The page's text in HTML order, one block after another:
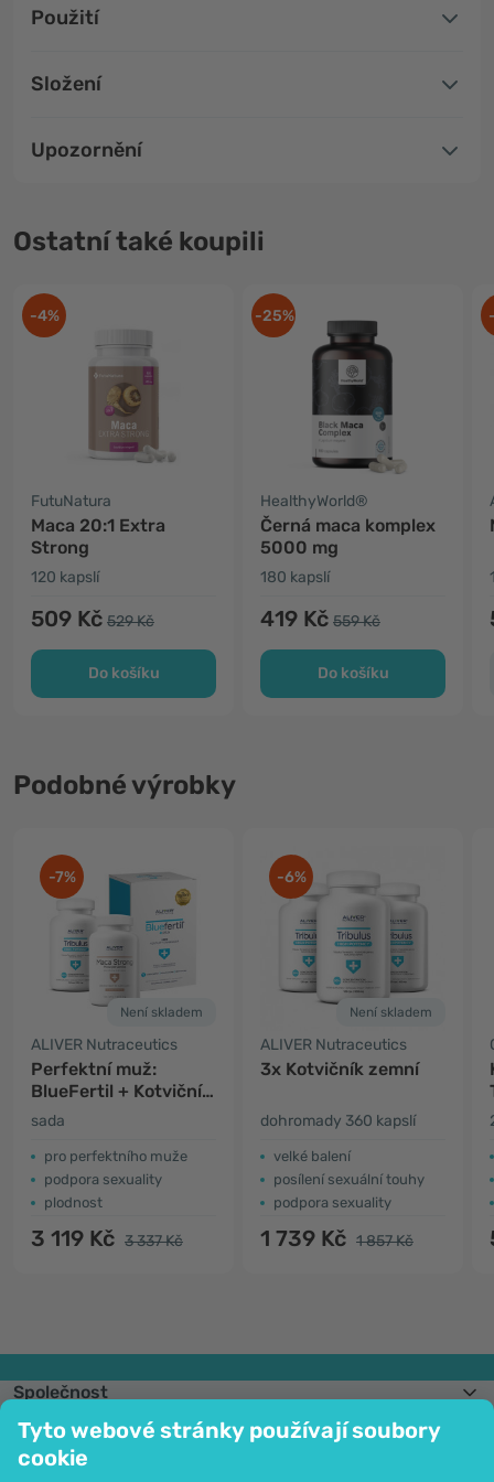
Tyto webové stránky používají soubory
cookie
Použití
Složení
Upozornění
Ostatní také koupili
-4%
FutuNatura
Maca 20:1 Extra
Strong
120 kapslí
509 Kč 529 Kč
Do košíku
-25%
HealthyWorld®
Černá maca komplex
5000 mg
180 kapslí
419 Kč 559 Kč
Do košíku
Podobné výrobky
-7%
Není skladem
ALIVER Nutraceutics
Perfektní muž:
BlueFertil + Kotvičník
zemní + Maca
sada
pro perfektního muže
podpora sexuality
plodnost
3 119 Kč 3 337 Kč
-6%
Není skladem
ALIVER Nutraceutics
3x Kotvičník zemní
dohromady 360 kapslí
velké balení
posílení sexuální touhy
podpora sexuality
1 739 Kč 1 857 Kč
Společnost
Informace
Připojte se k nám
Pomoc a objednávky